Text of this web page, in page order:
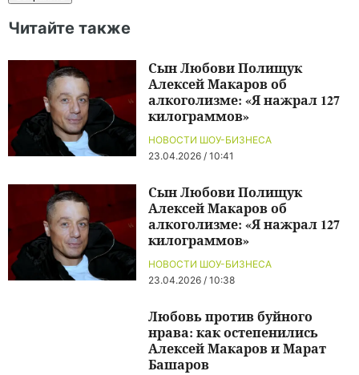
Читайте также
НОВОСТИ ШОУ-БИЗНЕСА
23.04.2026 / 10:41
Сын Любови Полищук
Алексей Макаров об
алкоголизме: «Я нажрал 127
килограммов»
НОВОСТИ ШОУ-БИЗНЕСА
23.04.2026 / 10:38
Сын Любови Полищук
Алексей Макаров об
алкоголизме: «Я нажрал 127
килограммов»
Любовь против буйного
нрава: как остепенились
Алексей Макаров и Марат
Башаров